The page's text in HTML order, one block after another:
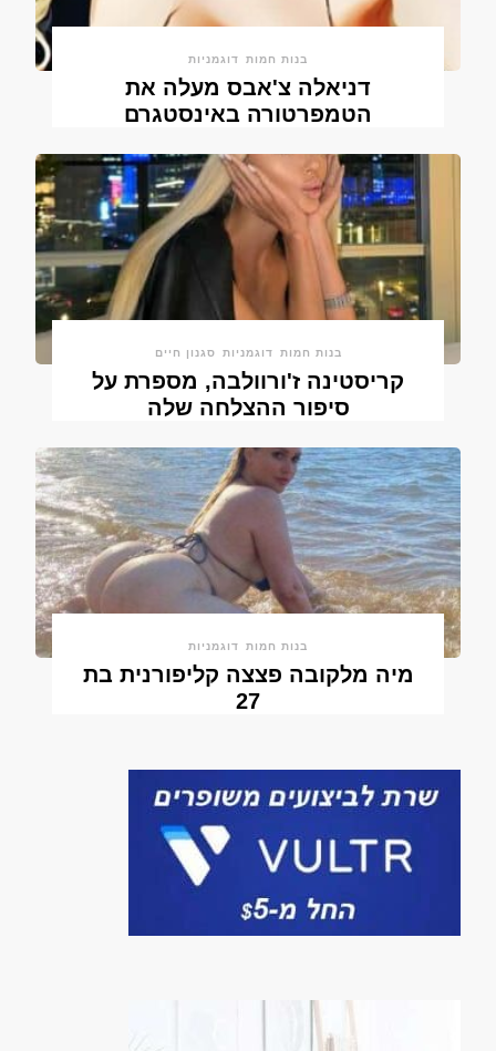
בנות חמות דוגמניות
דניאלה צ'אבס מעלה את
הטמפרטורה באינסטגרם
בנות חמות דוגמניות סגנון חיים
קריסטינה ז'ורוולבה, מספרת על
סיפור ההצלחה שלה
בנות חמות דוגמניות
מיה מלקובה פצצה קליפורנית בת
27